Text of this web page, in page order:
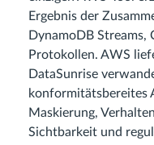
Ergebnis der
DynamoDB
Protokollen. AWS
DataSunrise
konformitätsbereites
Maskierung,
Sichtbarkeit und